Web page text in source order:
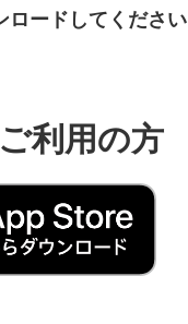
ロードしてください
利用の方